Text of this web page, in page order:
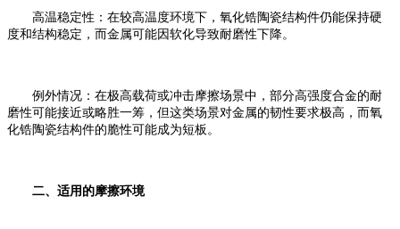
高温稳定性：在较高温度环境下，氧化锆陶瓷结构件仍能保持硬
度和结构稳定，而金属可能因软化导致耐磨性下降。
例外情况：在极高载荷或冲击摩擦场景中，部分高强度合金的耐
磨性可能接近或略胜一筹，但这类场景对金属的韧性要求极高，而氧
化锆陶瓷结构件的脆性可能成为短板。
二、适用的摩擦环境